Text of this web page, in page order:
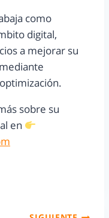
como
digital,
a mejorar su
sobre su
en